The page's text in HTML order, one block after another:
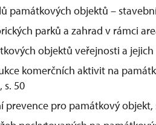
památkových objektů –
parků a zahrad v rámci
objektů veřejnosti a
komerčních aktivit na
s. 50
prevence pro památkový objekt,